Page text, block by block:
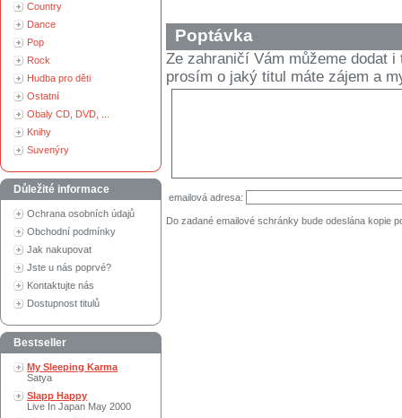
Country
Dance
Pop
Rock
Hudba pro děti
Ostatní
Obaly CD, DVD, ...
Knihy
Suvenýry
Důležité informace
Ochrana osobních údajů
Obchodní podmínky
Jak nakupovat
Jste u nás poprvé?
Kontaktujte nás
Dostupnost titulů
Bestseller
My Sleeping Karma
Satya
Slapp Happy
Live In Japan May 2000
Poptávka
Ze zahraničí Vám můžeme dodat
prosím o jaký titul máte zájem a
emailová adresa:
Do zadané emailové schránky bude odeslána kopie